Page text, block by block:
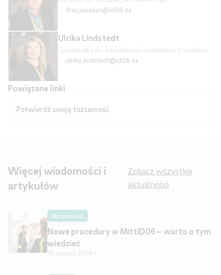
thor.jonsson@id06.se
Ulrika Lindstedt
Specjalistka ds. komunikacji i kontaktów z mediami
ulrika.lindstedt@id06.se
Powiązane linki
Potwierdź swoją tożsamość
Więcej wiadomości i
artykułów
Zobacz wszystkie
aktualności
Aktualności
Nowe procedury w MittID06 – warto o tym
wiedzieć
18 czerwca 2026 r.